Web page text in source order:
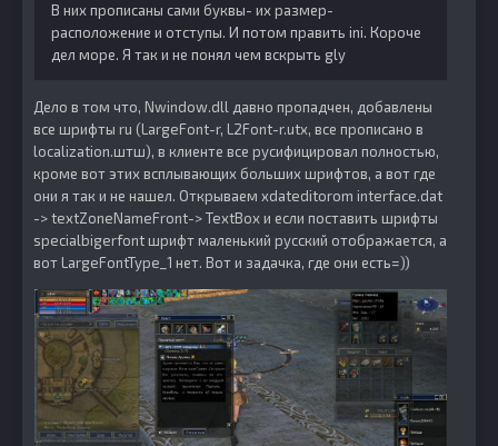
В них прописаны сами буквы- их размер-
расположение и отступы. И потом править ini. Короче
дел море. Я так и не понял чем вскрыть gly
Дело в том что, Nwindow.dll давно пропадчен, добавлены
все шрифты ru (LargeFont-r, L2Font-r.utx, все прописано в
localization.штш), в клиенте все русифицировал полностью,
кроме вот этих всплывающих больших шрифтов, а вот где
они я так и не нашел. Открываем xdateditorom interface.dat
-> textZoneNameFront-> TextBox и если поставить шрифты
specialbigerfont шрифт маленький русский отображается, а
вот LargeFontType_1 нет. Вот и задачка, где они есть=))